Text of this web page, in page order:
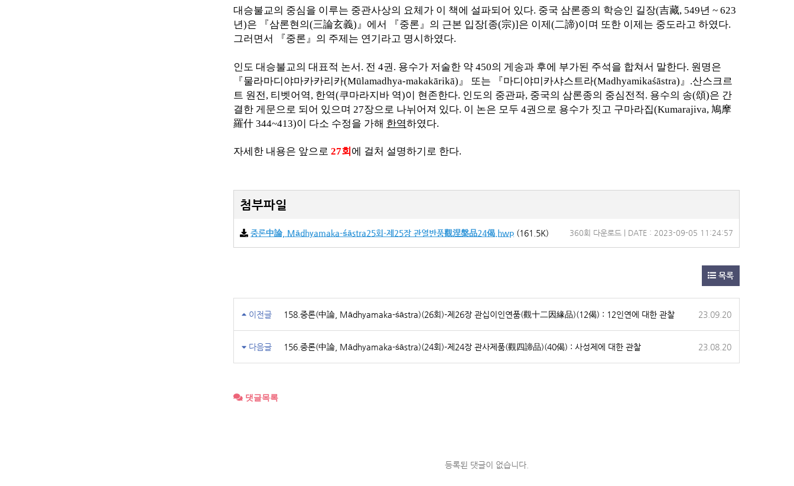
대승불교의 중심을 이루는 중관사상의 요체가 이 책에 설파되어 있다. 중국 삼론종의 학승인 길장(吉藏, 549년 ~ 623
년)은 『삼론현의(三論玄義)』 에서 『중론』 의 근본 입장[종(宗)]은 이제(二諦)이며 또한 이제는 중도라고 하였다.
그러면서
『중론』 의 주제는 연기라고 명시하였다.
인도 대승불교의 대표적 논서 . 전 4권. 용수가 저술한 약 450의 게송과 후에 부가된 주석을 합쳐서 말한다. 원명은
『물라마디야마카카리카(Mūlamadhya-makakārikā)』 또는 『마디야미카샤스트라(Madhyamikaśāstra)』 .산스크르
트 원전, 티벳어역, 한역(쿠마라지바 역)이 현존한다. 인도의 중관파, 중국의 삼론종의 중심전적. 용수의 송(頌)은 간
결한 게문으로 되어 있으며 27장으로 나뉘어져 있다. 이 논은 모두 4권으로 용수가 짓고 구마라집(Kumarajiva, 鳩摩
羅什 344~413)이 다소 수정을 가해 한역하였다.
자세한 내용은 앞으로 27회 에 걸처 설명하기로 한다.
첨부파일
중론中論, Mādhyamaka-śāstra25회-제25장 관열반품觀涅槃品24偈.hwp (161.5K) 360회 다운로드 | DATE : 2023-09-05 11:24:57
목록
이전글 158.중론(中論, Mādhyamaka-śāstra)(26회)-제26장 관십이인연품(觀十二因緣品)(12偈) : 12인연에 대한 관찰 23.09.20
다음글 156.중론(中論, Mādhyamaka-śāstra)(24회)-제24장 관사제품(觀四諦品)(40偈) : 사성제에 대한 관찰 23.08.20
댓글목록
등록된 댓글이 없습니다.